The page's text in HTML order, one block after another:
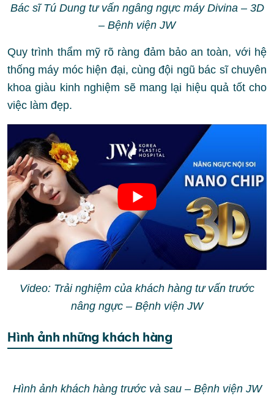
Bác sĩ Tú Dung tư vấn ngâng ngực máy Divina – 3D
– Bệnh viện JW
Quy trình thẩm mỹ rõ ràng đảm bảo an toàn, với hệ
thống máy móc hiện đại, cùng đội ngũ bác sĩ chuyên
khoa giàu kinh nghiệm sẽ mang lại hiệu quả tốt cho
việc làm đẹp.
Video: Trải nghiệm của khách hàng tư vấn trước
nâng ngực – Bệnh viện JW
Hình ảnh những khách hàng
Hình ảnh khách hàng trước và sau – Bệnh viện JW